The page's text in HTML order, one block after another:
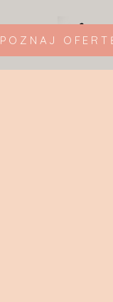
POZNAJ